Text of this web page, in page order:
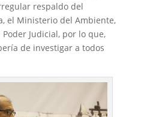
respaldo del
el Ministerio del Ambiente,
Judicial, por lo que,
de investigar a todos